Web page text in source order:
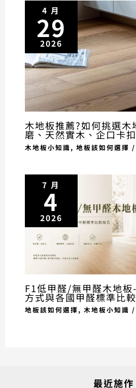
4 月
29
2026
木地板推薦?如何挑選木
磨、天然實木、企口卡
木地板小知識, 地板該如何選擇
7 月
4
2026
F1低甲醛/無甲醛木地板
方式與各國甲醛標準比
地板該如何選擇, 木地板小知識 /
最近施作